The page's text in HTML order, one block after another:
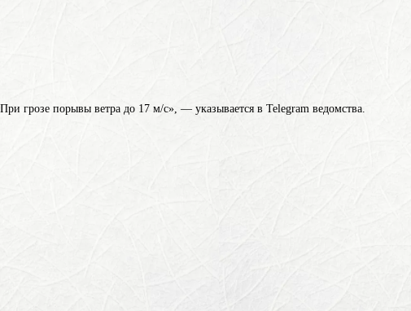
грозе порывы ветра до 17 м/с», — указывается в Telegram ведомства.